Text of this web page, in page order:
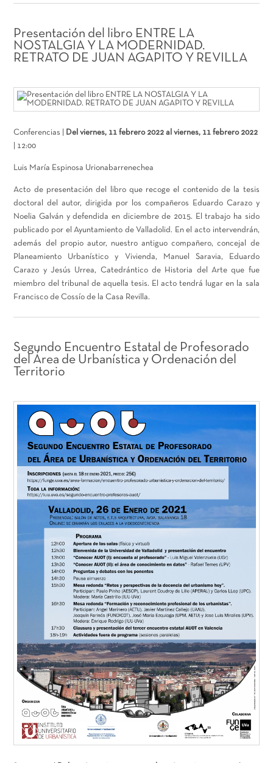
Presentación del libro ENTRE LA
NOSTALGIA Y LA MODERNIDAD.
RETRATO DE JUAN AGAPITO Y REVILLA
Conferencias |
Del viernes, 11 febrero 2022 al viernes, 11 febrero 2022
| 12:00
Luis María Espinosa Urionabarrenechea
Acto de presentación del libro que recoge el contenido de la tesis
doctoral del autor, dirigida por los compañeros Eduardo Carazo y
Noelia Galván y defendida en diciembre de 2015. El trabajo ha sido
publicado por el Ayuntamiento de Valladolid. En el acto intervendrán,
además del propio autor, nuestro antiguo compañero, concejal de
Planeamiento Urbanístico y Vivienda, Manuel Saravia, Eduardo
Carazo y Jesús Urrea, Catedrántico de Historia del Arte que fue
miembro del tribunal de aquella tesis. El acto tendrá lugar en la sala
Francisco de Cossío de la Casa Revilla.
Segundo Encuentro Estatal de Profesorado
del Área de Urbanística y Ordenación del
Territorio